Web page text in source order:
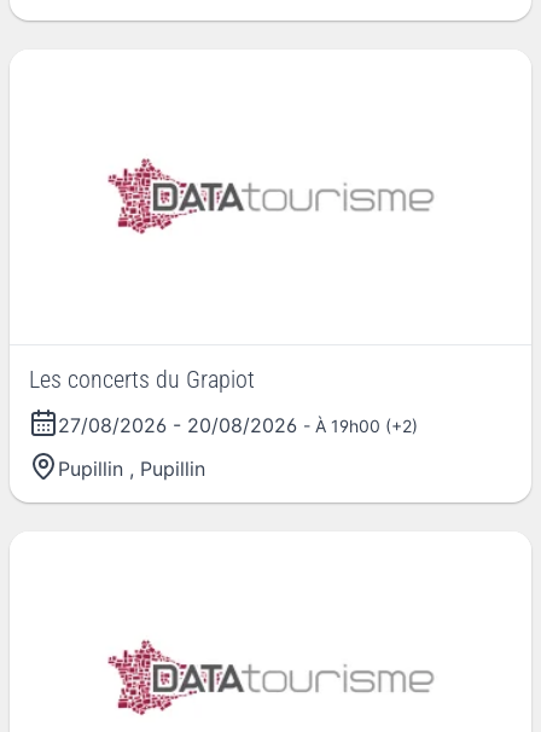
Les concerts du Grapiot
27/08/2026 - 20/08/2026 - À 19h00 (+2)
Pupillin , Pupillin